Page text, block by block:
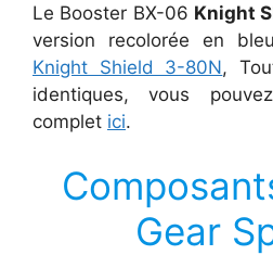
Le Booster BX-06 Knight
version recolorée en
Knight Shield 3-80N,
identiques, vous
complet ici.
Gear